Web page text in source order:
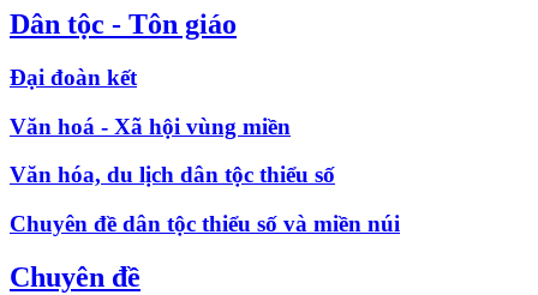
Dân tộc - Tôn giáo
Đại đoàn kết
Văn hoá - Xã hội vùng miền
Văn hóa, du lịch dân tộc thiểu số
Chuyên đề dân tộc thiểu số và miền núi
Chuyên đề